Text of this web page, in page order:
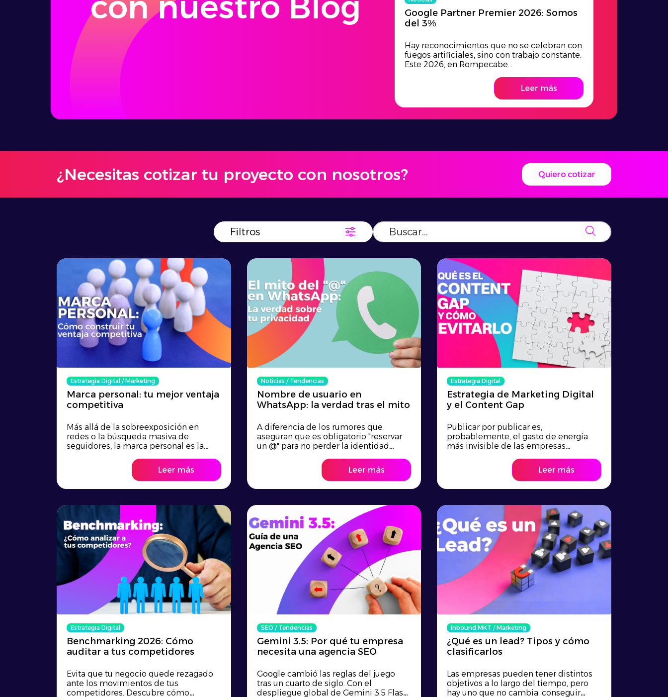
Google Partner Premier 2026: Somos
del 3%
Hay reconocimientos que no se celebran con
fuegos artificiales, sino con trabajo constante.
Este 2026, en Rompecabe...
Leer más
¿Necesitas cotizar tu proyecto con nosotros? Quiero cotizar
Filtros
Estrategia Digital/Marketing
Marca personal: tu mejor ventaja
competitiva
Más allá de la sobreexposición en
redes o la búsqueda masiva de
seguidores, la marca personal es la
Leer más
Noticias/Tendencias
Nombre de usuario en
WhatsApp: la verdad tras el mito
A diferencia de los rumores que
aseguran que es obligatorio "reservar
un @" para no perder la identidad
Leer más
Estrategia Digital
Estrategia de Marketing Digital
y el Content Gap
Publicar por publicar es,
probablemente, el gasto de energía
más invisible de las empresas
Leer más
Estrategia Digital
Benchmarking 2026: Cómo
auditar a tus competidores
Evita que tu negocio quede rezagado
ante los movimientos de tus
competidores. Descubre cómo
SEO/Tendencias
Gemini 3.5: Por qué tu empresa
necesita una agencia SEO
Google cambió las reglas del juego
tras un cuarto de siglo. Con el
despliegue global de Gemini 3.5 Flash,
Inbound MKT/Marketing
¿Qué es un lead? Tipos y cómo
clasificarlos
Las empresas pueden tener distintos
objetivos a lo largo del tiempo, pero
hay uno que no cambia: conseguir